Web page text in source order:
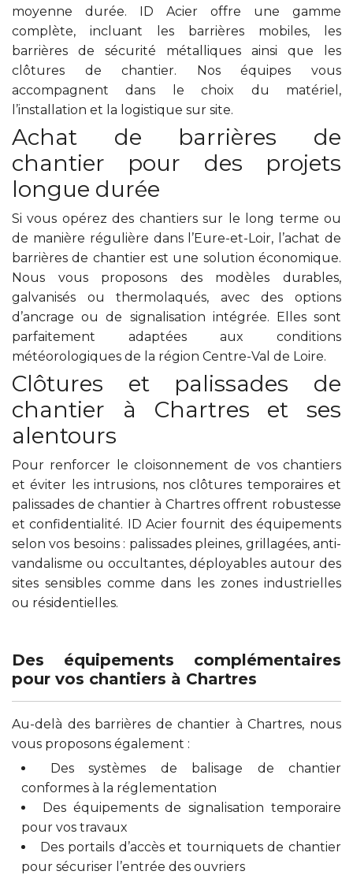
moyenne durée. ID Acier offre une gamme
complète, incluant les barrières mobiles, les
barrières de sécurité métalliques ainsi que les
clôtures de chantier. Nos équipes vous
accompagnent dans le choix du matériel,
l’installation et la logistique sur site.
Achat de barrières de
chantier pour des projets
longue durée
Si vous opérez des chantiers sur le long terme ou
de manière régulière dans l’Eure-et-Loir, l’achat de
barrières de chantier est une solution économique.
Nous vous proposons des modèles durables,
galvanisés ou thermolaqués, avec des options
d’ancrage ou de signalisation intégrée. Elles sont
parfaitement adaptées aux conditions
météorologiques de la région Centre-Val de Loire.
Clôtures et palissades de
chantier à Chartres et ses
alentours
Pour renforcer le cloisonnement de vos chantiers
et éviter les intrusions, nos clôtures temporaires et
palissades de chantier à Chartres offrent robustesse
et confidentialité. ID Acier fournit des équipements
selon vos besoins : palissades pleines, grillagées, anti-
vandalisme ou occultantes, déployables autour des
sites sensibles comme dans les zones industrielles
ou résidentielles.
Des équipements complémentaires
pour vos chantiers à Chartres
Au-delà des barrières de chantier à Chartres, nous
vous proposons également :
Des systèmes de balisage de chantier
conformes à la réglementation
Des équipements de signalisation temporaire
pour vos travaux
Des portails d’accès et tourniquets de chantier
pour sécuriser l’entrée des ouvriers